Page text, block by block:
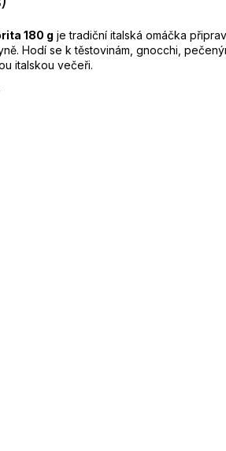
180 g je tradiční italská omáčka
Hodí se k těstovinám, gnocchi,
italskou večeři.